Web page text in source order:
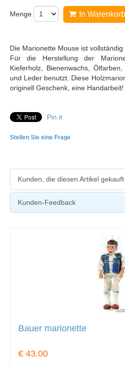
Menge In
Die Marionette Mouse ist vollständig
Für die Herstellung der
Kieferholz, Bienenwachs,
und Leder benutzt. Diese
originell Geschenk, eine Handarbeit!
Pin it
Stellen Sie eine Frage
Kunden, die diesen Artikel
Kunden-Feedback
Bauer marionette
€ 43.00